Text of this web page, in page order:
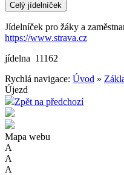
Celý jídelníček
Jídelníček pro žáky a
https://www.strava.cz
jídelna 11162
Rychlá navigace: Úvod »
Újezd
Zpět na předchozí
Mapa webu
A
A
A